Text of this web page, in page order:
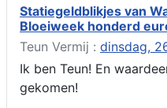
heechein 28, 8491 em
Aanvraag
(voordeur en dakkapel),
aanbrengen van asfalt t.b.v.
boarnsterdyk, Akkrum
Statiegeldblikjes van
Bloeiweek honderd
Teun Vermij : dinsdag,
Ik ben Teun! En
gekomen!